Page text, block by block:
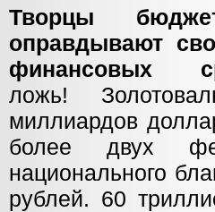
Творцы
оправдывают
финансовых
ложь!
миллиардов
более двух
национального
рублей. 60